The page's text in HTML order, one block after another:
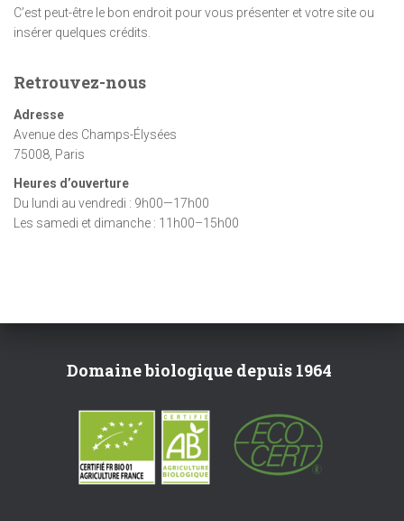
C’est peut-être le bon endroit pour vous présenter et votre site ou
insérer quelques crédits.
Retrouvez-nous
Adresse
Avenue des Champs-Élysées
75008, Paris
Heures d’ouverture
Du lundi au vendredi : 9h00—17h00
Les samedi et dimanche : 11h00–15h00
Domaine biologique depuis 1964